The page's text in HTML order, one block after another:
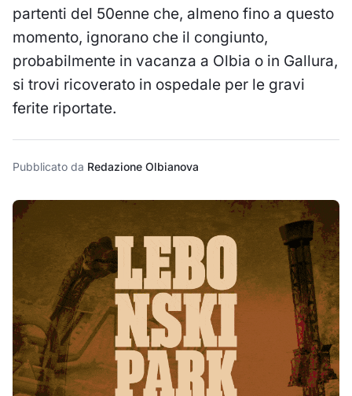
partenti del 50enne che, almeno fino a questo
momento, ignorano che il congiunto,
probabilmente in vacanza a Olbia o in Gallura,
si trovi ricoverato in ospedale per le gravi
ferite riportate.
Pubblicato da Redazione Olbianova